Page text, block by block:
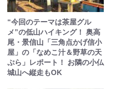
“今回のテーマは茶屋グル
メ”の低山ハイキング！ 奥高
尾・景信山「三角点かげ信小
屋」の「なめこ汁＆野草の天
ぷら」レポート！ お隣の小仏
城山へ縦走もOK